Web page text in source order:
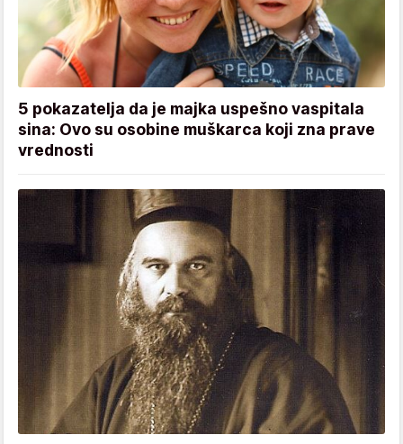
5 pokazatelja da je majka uspešno vaspitala
sina: Ovo su osobine muškarca koji zna prave
vrednosti